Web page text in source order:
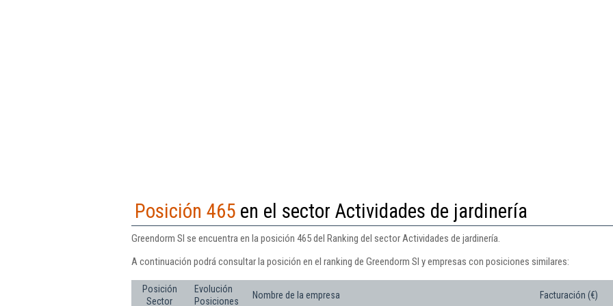
Posición 465 en el sector Actividades de jardinería
Greendorm Sl se encuentra en la posición 465 del Ranking del sector Actividades de jardinería.
A continuación podrá consultar la posición en el ranking de Greendorm Sl y empresas con posiciones similares:
Posición
Sector
Evolución
Posiciones
Nombre de la empresa Facturación (€)